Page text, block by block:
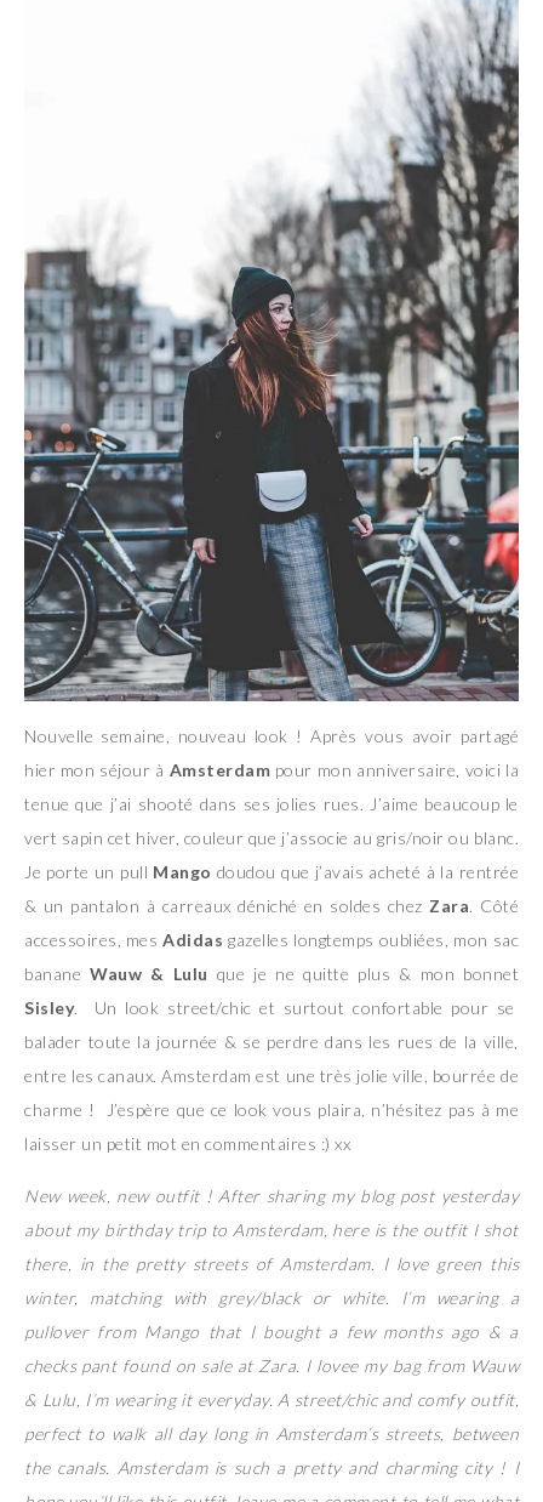
Nouvelle semaine, nouveau look ! Après vous avoir partagé
hier mon séjour à Amsterdam pour mon anniversaire, voici la
tenue que j’ai shooté dans ses jolies rues. J’aime beaucoup le
vert sapin cet hiver, couleur que j’associe au gris/noir ou blanc.
Je porte un pull Mango doudou que j’avais acheté à la rentrée
& un pantalon à carreaux déniché en soldes chez Zara. Côté
accessoires, mesAdidas gazelles longtemps oubliées, mon sac
banane Wauw & Lulu que je ne quitte plus & mon bonnet
Sisley. Un look street/chic et surtout confortable pour se
balader toute la journée & se perdre dans les rues de la ville,
entre les canaux. Amsterdam est une très jolie ville, bourrée de
charme ! J’espère que ce look vous plaira, n’hésitez pas à me
laisser un petit mot en commentaires :) xx
New week, new outfit ! After sharing my blog post yesterday
about my birthday trip to Amsterdam, here is the outfit I shot
there, in the pretty streets of Amsterdam. I love green this
winter, matching with grey/black or white. I’m wearing a
pullover from Mango that I bought a few months ago & a
checks pant found on sale at Zara. I lovee my bag from Wauw
& Lulu, I’m wearing it everyday. A street/chic and comfy outfit,
perfect to walk all day long in Amsterdam’s streets, between
the canals. Amsterdam is such a pretty and charming city ! I